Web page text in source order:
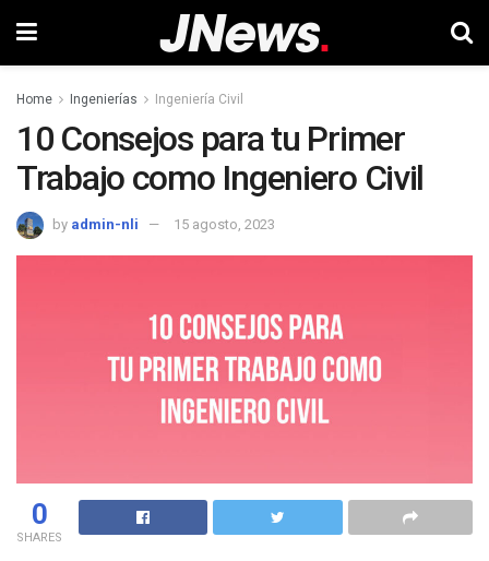
Home Ingenierías Ingeniería Civil
10 Consejos para tu Primer
Trabajo como Ingeniero Civil
by admin-nli 15 agosto, 2023
0
SHARES